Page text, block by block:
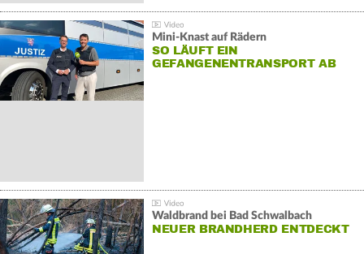
Mini-Knast auf Rädern
SO LÄUFT EIN
GEFANGENENTRANSPORT AB
Waldbrand bei Bad Schwalbach
NEUER BRANDHERD ENTDECKT